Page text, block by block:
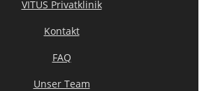
VITUS Privatklinik
Kontakt
FAQ
Unser Team